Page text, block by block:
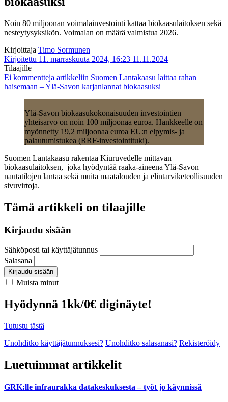
Noin 80 miljoonan voimalainvestointi kattaa biokaasulaitoksen sekä
nesteytysyksikön. Voimalan on määrä valmistua 2026.
Kirjoittaja Timo Sormunen
Kirjoitettu 11. marraskuuta 2024, 16:23 11.11.2024
Tilaajille
Ei kommentteja artikkeliin Suomen Lantakaasu laittaa rahan
haisemaan – Ylä-Savon karjanlannat biokaasuksi
Ylä-Savon biokaasukokonaisuuden investointien
yhteisarvo on noin 100 miljoonaa euroa. Hankkeelle on
myönnetty 19,2 miljoonaa euroa EU:n elpymis- ja
palautumistukea (RRF-investointituki).
Suomen Lantakaasu rakentaa Kiuruvedelle mittavan
biokaasulaitoksen, joka hyödyntää raaka-aineena Ylä-Savon
nautatilojen lantaa sekä muita maatalouden ja elintarviketeollisuuden
sivuvirtoja.
Tämä artikkeli on tilaajille
Kirjaudu sisään
Sähköposti tai käyttäjätunnus
Salasana
Kirjaudu sisään
Muista minut
Hyödynnä 1kk/0€ diginäyte!
Tutustu tästä
Unohditko käyttäjätunnuksesi? Unohditko salasanasi? Rekisteröidy
Luetuimmat artikkelit
GRK:lle infraurakka datakeskuksesta – työt jo käynnissä